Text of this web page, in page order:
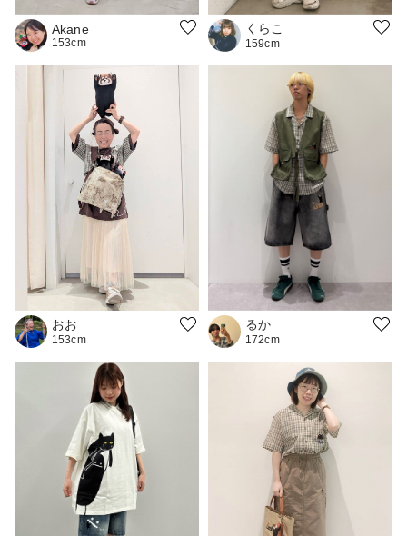
Akane
153cm
くらこ
159cm
おお
153cm
るか
172cm